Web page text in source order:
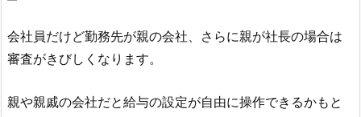
会社員だけど勤務先が親の会社、さらに親が社長の場合は
審査がきびしくなります。
親や親戚の会社だと給与の設定が自由に操作できるかもと